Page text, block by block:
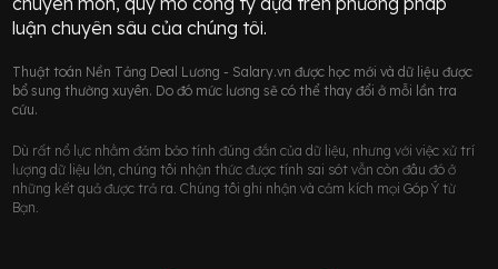
luận chuyên sâu của chúng tôi.
Thuật toán Nền Tảng Deal Lương - Salary.vn được học mới và dữ liệu được
bổ sung thường xuyên. Do đó mức lương sẽ có thể thay đổi ở mỗi lần tra
cứu.
Dù rất nổ lực nhằm đảm bảo tính đúng đắn của dữ liệu, nhưng với việc xử trí
lượng dữ liệu lớn, chúng tôi nhận thức được tính sai sót vẫn còn đâu đó ở
những kết quả được trả ra. Chúng tôi ghi nhận và cảm kích mọi Góp Ý từ
Bạn.